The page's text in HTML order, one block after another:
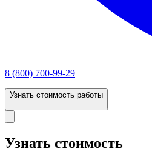
8 (800) 700-99-29
Узнать стоимость работы
Узнать стоимость